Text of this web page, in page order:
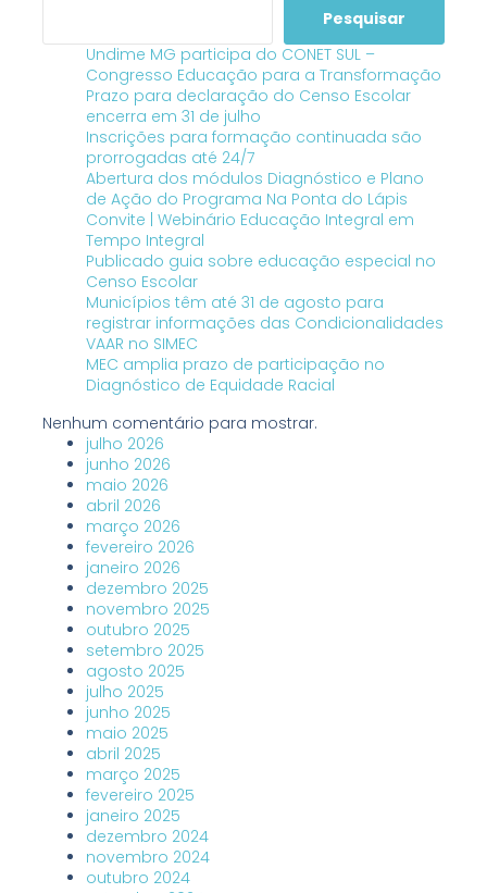
Pesquisar
Undime MG participa do CONET SUL –
Congresso Educação para a Transformação
Prazo para declaração do Censo Escolar
encerra em 31 de julho
Inscrições para formação continuada são
prorrogadas até 24/7
Abertura dos módulos Diagnóstico e Plano
de Ação do Programa Na Ponta do Lápis
Convite | Webinário Educação Integral em
Tempo Integral
Publicado guia sobre educação especial no
Censo Escolar
Municípios têm até 31 de agosto para
registrar informações das Condicionalidades
VAAR no SIMEC
MEC amplia prazo de participação no
Diagnóstico de Equidade Racial
Nenhum comentário para mostrar.
julho 2026
junho 2026
maio 2026
abril 2026
março 2026
fevereiro 2026
janeiro 2026
dezembro 2025
novembro 2025
outubro 2025
setembro 2025
agosto 2025
julho 2025
junho 2025
maio 2025
abril 2025
março 2025
fevereiro 2025
janeiro 2025
dezembro 2024
novembro 2024
outubro 2024